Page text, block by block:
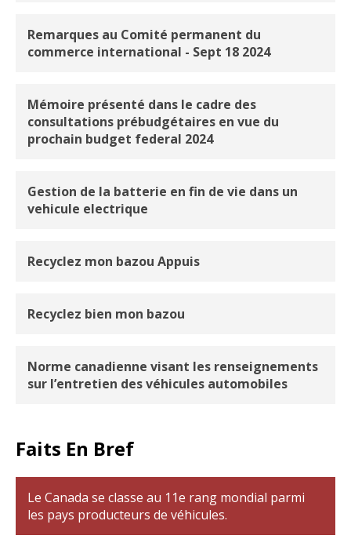
Remarques au Comité permanent du
commerce international - Sept 18 2024
Mémoire présenté dans le cadre des
consultations prébudgétaires en vue du
prochain budget federal 2024
Gestion de la batterie en fin de vie dans un
vehicule electrique
Recyclez mon bazou Appuis
Recyclez bien mon bazou
Norme canadienne visant les renseignements
sur l’entretien des véhicules automobiles
Faits En Bref
Le Canada se classe au 11e rang mondial parmi
les pays producteurs de véhicules.